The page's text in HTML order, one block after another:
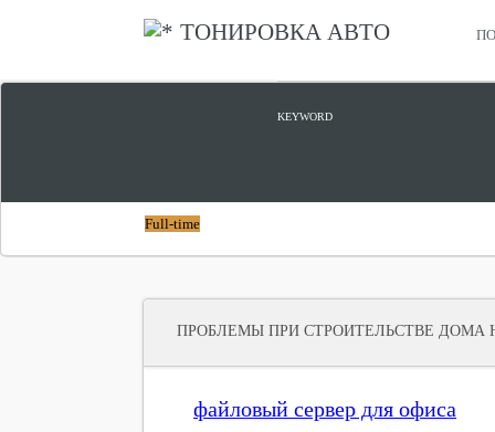
ТОНИРОВКА АВТО
KEYWORD
Full-time
ПРОБЛЕМЫ ПРИ СТРОИТЕЛЬСТВЕ ДОМА
файловый сервер для офиса